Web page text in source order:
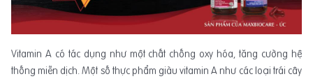
Vitamin A có tác dụng như một chất chống oxy hóa, tăng cường hệ
thống miễn dịch. Một số thực phẩm giàu vitamin A như các loại trái cây